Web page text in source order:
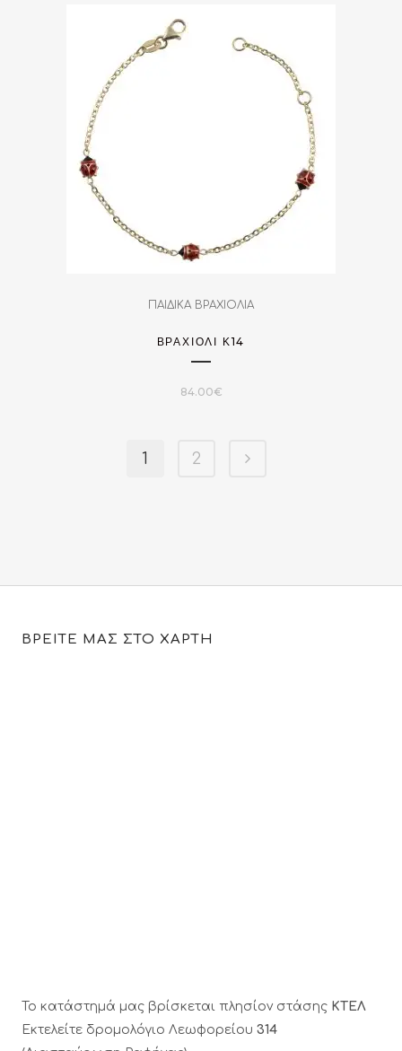
ΠΑΙΔΙΚΑ ΒΡΑΧΙΟΛΙΑ
ΒΡΑΧΙΌΛΙ Κ14
84.00€
1 2
ΒΡΕΙΤΕ ΜΑΣ ΣΤΟ ΧΑΡΤΗ
Το κατάστημά μας βρίσκεται πλησίον στάσης ΚΤΕΛ
Εκτελείτε δρομολόγιο Λεωφορείου 314